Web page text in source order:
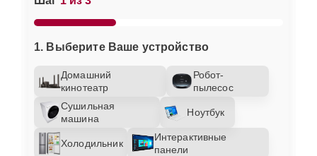
1. Выберите Ваше устройство
Домашний
кинотеатр
Робот-
пылесос
Сушильная
машина
Ноутбук
Холодильник
Интерактивные
панели